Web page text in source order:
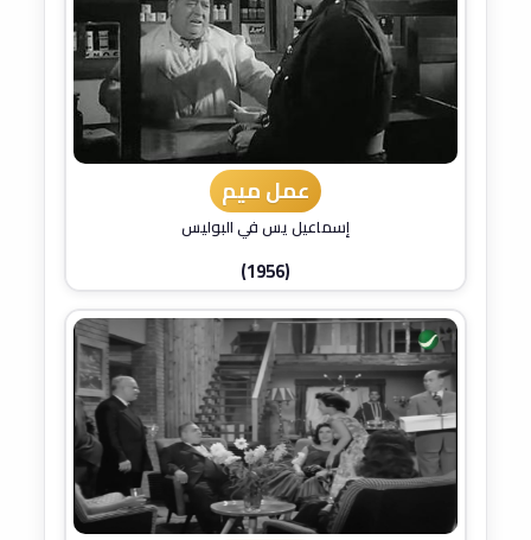
عمل ميم
إسماعيل يس في البوليس
(1956)